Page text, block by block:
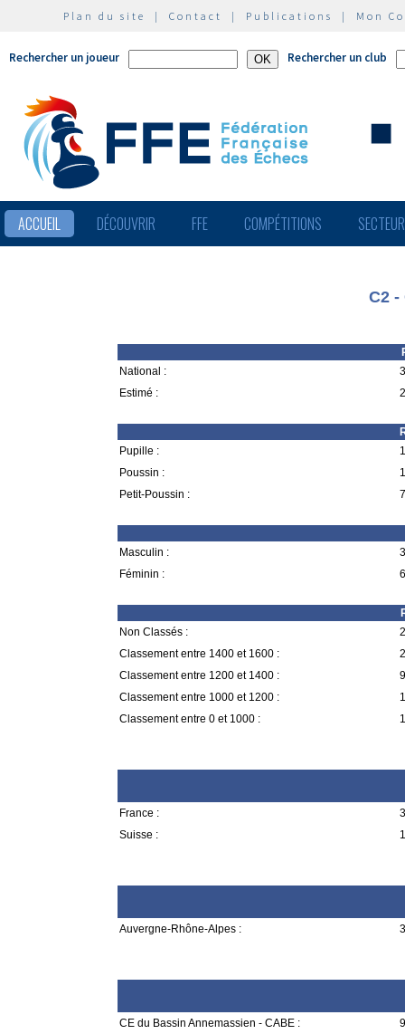
Plan du site | Contact | Publications | Mon
Rechercher un joueur Rechercher un club
ACCUEIL DÉCOUVRIR FFE COMPÉTITIONS
C2 -
National :
Estimé :
Pupille :
Poussin :
Petit-Poussin :
Masculin :
Féminin :
Non Classés :
Classement entre 1400 et 1600 :
Classement entre 1200 et 1400 :
Classement entre 1000 et 1200 :
Classement entre 0 et 1000 :
France :
Suisse :
Auvergne-Rhône-Alpes :
CE du Bassin Annemassien - CABE :